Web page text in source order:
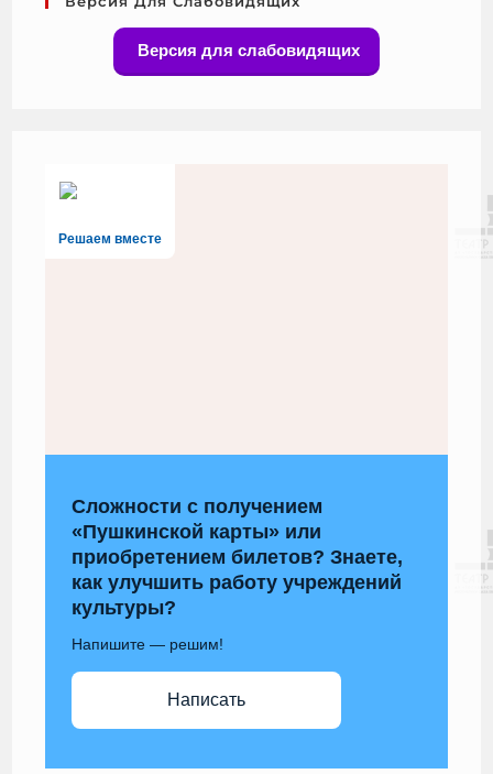
Версия для слабовидящих
Решаем вместе
Сложности с получением
«Пушкинской карты» или
приобретением билетов? Знаете,
как улучшить работу учреждений
культуры?
Напишите — решим!
Написать